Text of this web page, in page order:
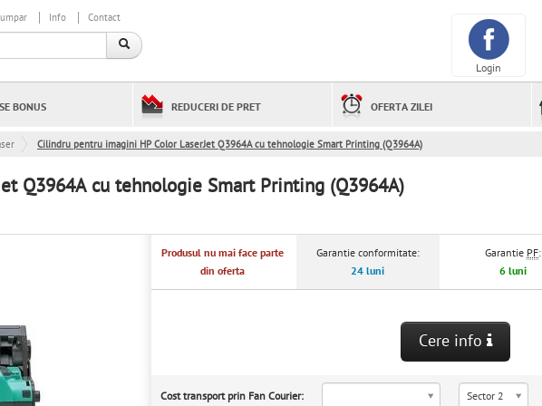
Info Contact
Login
BONUS REDUCERI DE PRET OFERTA ZILEI
Cilindru pentru imagini HP Color LaserJet Q3964A cu tehnologie Smart Printing (Q3964A)
Q3964A cu tehnologie Smart Printing (Q3964A)
Produsul nu mai face parte
din oferta
Garantie conformitate:
24 luni
Garantie PF:
6 luni
Cere info
Cost transport prin Fan Courier: Sector 2